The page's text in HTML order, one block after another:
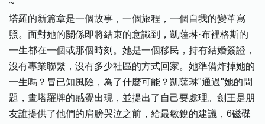
~
塔羅的新篇章是一個故事，一個旅程，一個自我的變革寫
照。面對她的關係即將結束的意識到，凱薩琳·布裡格斯的
一生都在一個或那個時刻。她是一個移民，持有結婚簽證，
沒有專業聯繫，沒有多少社區的方式回家。她準備炸掉她的
一生嗎？冒已知風險，為了什麼可能？凱薩琳"通過"她的問
題，畫塔羅牌的感覺出現，並提出了自己要處理。劍王是朋
友誰提供了他們的肩膀哭泣之前，給最敏銳的建議，6磁碟